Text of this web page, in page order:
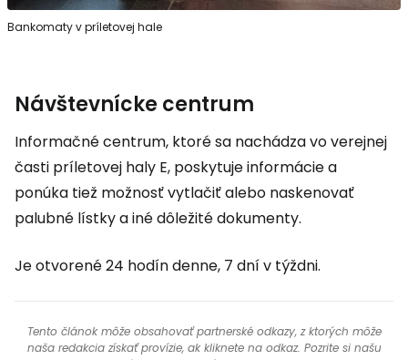
Bankomaty v príletovej hale
Návštevnícke centrum
Informačné centrum, ktoré sa nachádza vo verejnej
časti príletovej haly E, poskytuje informácie a
ponúka tiež možnosť vytlačiť alebo naskenovať
palubné lístky a iné dôležité dokumenty.
Je otvorené 24 hodín denne, 7 dní v týždni.
Tento článok môže obsahovať partnerské odkazy, z ktorých môže
naša redakcia získať provízie, ak kliknete na odkaz. Pozrite si našu